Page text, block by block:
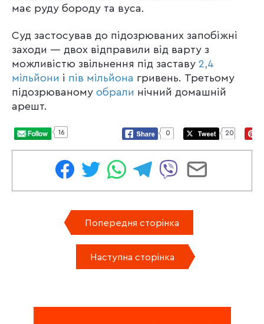
має руду бороду та вуса.
Суд застосував до підозрюваних запобіжні
заходи — двох відправили від варту з
можливістю звільнення під заставу 2,4
мільйони і пів мільйона гривень. Третьому
підозрюваному обрали нічний домашній
арешт.
16 0 20
Попередня сторінка
Наступна сторінка